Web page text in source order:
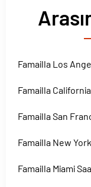
Famailla Los
Famailla
Famailla San
Famailla New
Famailla Miami